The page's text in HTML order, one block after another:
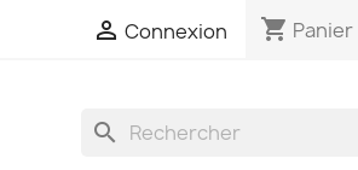
 Connexion shopping_cart Panier
search